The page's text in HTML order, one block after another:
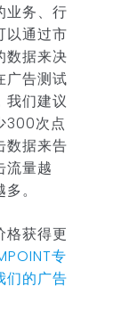
业务、行
以通过市
数据来决
广告测试
我们建议
300次点
数据来告
流量越
。
格获得更
专
们的广告